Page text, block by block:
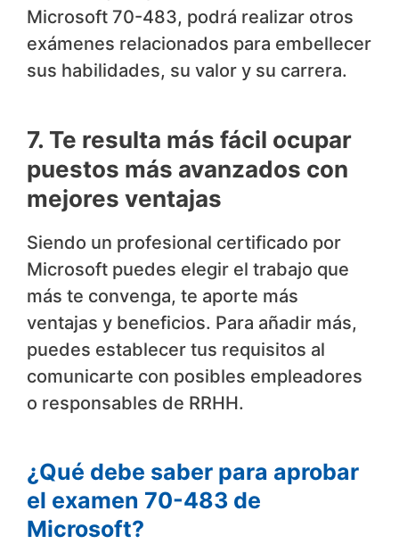
Microsoft 70-483, podrá realizar otros
exámenes relacionados para embellecer
sus habilidades, su valor y su carrera.
7. Te resulta más fácil ocupar
puestos más avanzados con
mejores ventajas
Siendo un profesional certificado por
Microsoft puedes elegir el trabajo que
más te convenga, te aporte más
ventajas y beneficios. Para añadir más,
puedes establecer tus requisitos al
comunicarte con posibles empleadores
o responsables de RRHH.
¿Qué debe saber para aprobar
el examen 70-483 de
Microsoft?